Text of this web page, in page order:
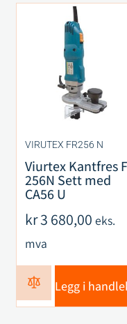
VIRUTEX FR256 N
Viurtex Kantfres
256N Sett med
CA56 U
kr3 680,00 eks.
mva
Legg i